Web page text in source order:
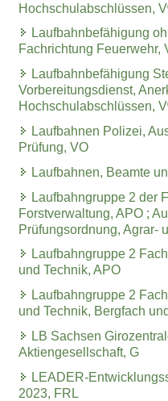
Hochschulabschlüssen,
Laufbahnbefähigung
Fachrichtung Feuerwehr,
Laufbahnbefähigung
Vorbereitungsdienst,
Hochschulabschlüssen,
Laufbahnen Polizei,
Prüfung, VO
Laufbahnen, Beamte
Laufbahngruppe 2 der
Forstverwaltung, APO ;
Prüfungsordnung, Agrar-
Laufbahngruppe 2
und Technik, APO
Laufbahngruppe 2
und Technik, Bergfach
LB Sachsen
Aktiengesellschaft, G
LEADER-
2023, FRL